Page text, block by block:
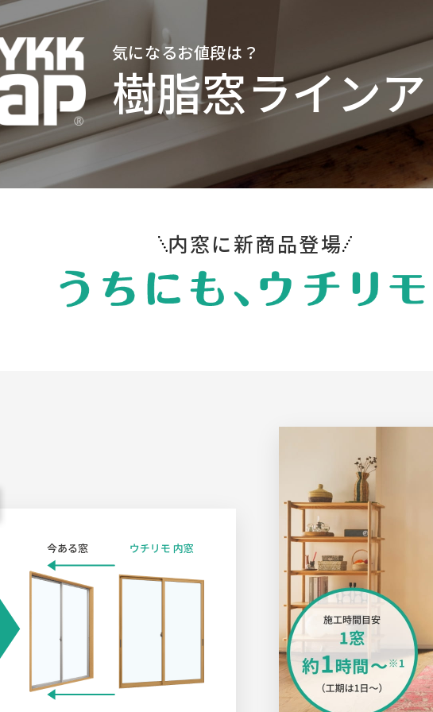
気になるお値段は？
樹脂窓ライン
内窓に新商品登場